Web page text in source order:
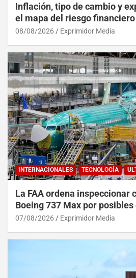
Inflación, tipo de cambio y
el mapa del riesgo financiero
08/08/2026 Exprimidor Media
INTERNACIONALES TECNOLOGÍA
La FAA ordena inspeccionar
Boeing 737 Max por
07/08/2026 Exprimidor Media